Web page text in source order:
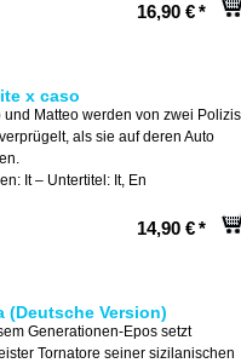
16,90 €*
x caso
und Matteo werden von zwei
als sie auf deren Auto
It – Untertitel: It, En
14,90 €*
(Deutsche Version)
Generationen-Epos setzt
Tornatore seiner sizilanischen